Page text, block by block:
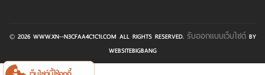
© 2026 WWW.XN--N3CFAA4C1C1I.COM ALL RIGHTS RESERVED. รับออกแบบเว็บไซต์BY
WEBSITEBIGBANG